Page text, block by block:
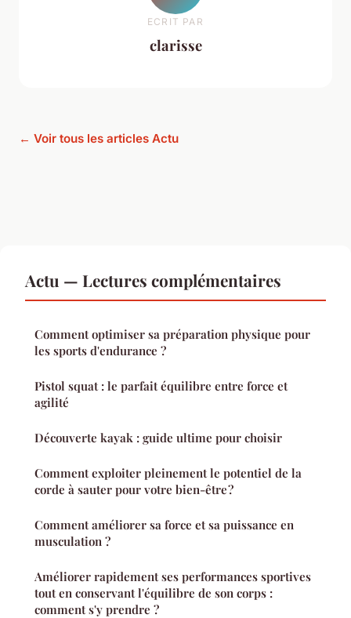
ECRIT PAR
clarisse
← Voir tous les articles Actu
Actu — Lectures complémentaires
Comment optimiser sa préparation physique pour
les sports d'endurance ?
Pistol squat : le parfait équilibre entre force et
agilité
Découverte kayak : guide ultime pour choisir
Comment exploiter pleinement le potentiel de la
corde à sauter pour votre bien-être ?
Comment améliorer sa force et sa puissance en
musculation ?
Améliorer rapidement ses performances sportives
tout en conservant l'équilibre de son corps :
comment s'y prendre ?